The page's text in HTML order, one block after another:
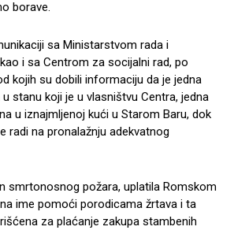
borave.
sa Ministarstvom rada i
i sa Centrom za socijalni rad, po
kojih su dobili informaciju da je jedna
stanu koji je u vlasništvu Centra, jedna
u iznajmljenoj kući u Starom Baru, dok
radi na pronalažnju adekvatnog
smrtonosnog požara, uplatila Romskom
ime pomoći porodicama žrtava i ta
za plaćanje zakupa stambenih